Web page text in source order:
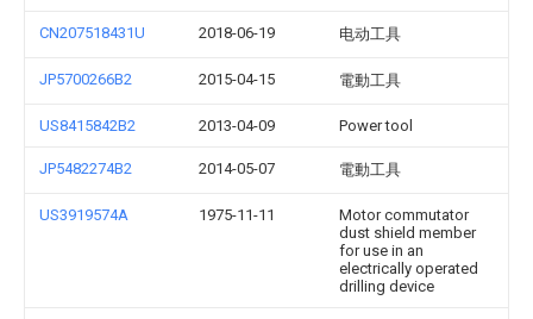
CN207518431U 2018-06-19 电动工具
JP5700266B2 2015-04-15 電動工具
US8415842B2 2013-04-09 Power tool
JP5482274B2 2014-05-07 電動工具
US3919574A 1975-11-11
Motor commutator
dust shield member
for use in an
electrically operated
drilling device